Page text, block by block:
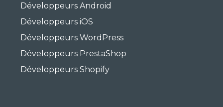
Développeurs Android
Développeurs iOS
Développeurs WordPress
Développeurs PrestaShop
Développeurs Shopify